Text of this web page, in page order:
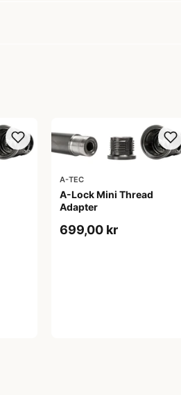
A-TEC
A-Lock Mini Thread
Adapter
699,00 kr